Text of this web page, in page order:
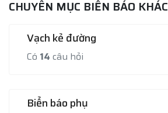
CHUYÊN MỤC BIỂN BÁO KHÁC
Vạch kẻ đường
Có 14 câu hỏi
Biển báo phụ